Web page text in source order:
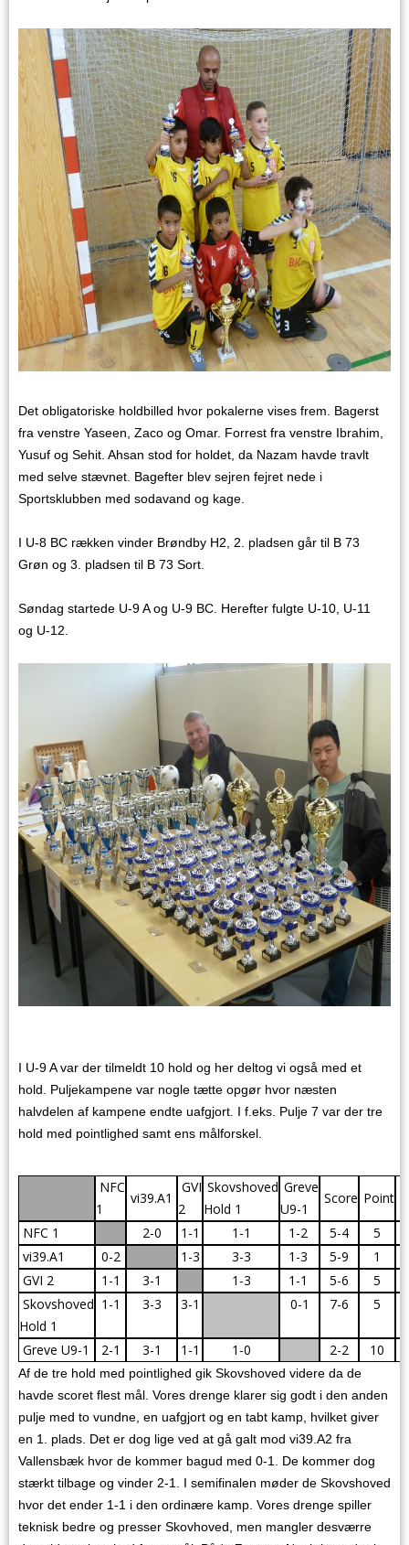
Det obligatoriske holdbilled hvor pokalerne vises frem. Bagerst
fra venstre Yaseen, Zaco og Omar. Forrest fra venstre Ibrahim,
Yusuf og Sehit. Ahsan stod for holdet, da Nazam havde travlt
med selve stævnet. Bagefter blev sejren fejret nede i
Sportsklubben med sodavand og kage.
I U-8 BC rækken vinder Brøndby H2, 2. pladsen går til B 73
Grøn og 3. pladsen til B 73 Sort.
Søndag startede U-9 A og U-9 BC. Herefter fulgte U-10, U-11
og U-12.
I U-9 A var der tilmeldt 10 hold og her deltog vi også med et
hold. Puljekampene var nogle tætte opgør hvor næsten
halvdelen af kampene endte uafgjort. I f.eks. Pulje 7 var der tre
hold med pointlighed samt ens målforskel.
NFC
1
vi39.A1
GVI
2
Skovshoved
Hold 1
Greve
U9-1
Score Point
NFC 1
2-0 1-1 1-1 1-2 5-4
5
vi39.A1
0-2 1-3 3-3 1-3 5-9
1
GVI 2
1-1 3-1 1-3 1-1 5-6
5
Skovshoved
Hold 1
1-1 3-3 3-1 0-1 7-6 5
Greve U9-1 2-1 3-1 1-1 1-0 2-2 10
Af de tre hold med pointlighed gik Skovshoved videre da de
havde scoret flest mål. Vores drenge klarer sig godt i den anden
pulje med to vundne, en uafgjort og en tabt kamp, hvilket giver
en 1. plads. Det er dog lige ved at gå galt mod vi39.A2 fra
Vallensbæk hvor de kommer bagud med 0-1. De kommer dog
stærkt tilbage og vinder 2-1. I semifinalen møder de Skovshoved
hvor det ender 1-1 i den ordinære kamp. Vores drenge spiller
teknisk bedre og presser Skovhoved, men mangler desværre